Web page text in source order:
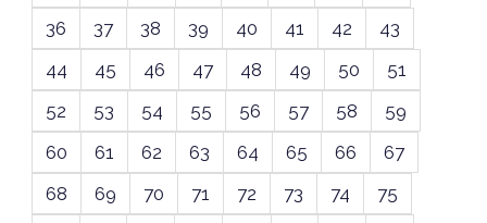
36
37 38 39 40 41 42
43
44
45 46 47 48 49 50
51
52
53 54 55 56 57 58
59
60
61 62 63 64 65 66
67
68
69 70 71 72 73 74
75